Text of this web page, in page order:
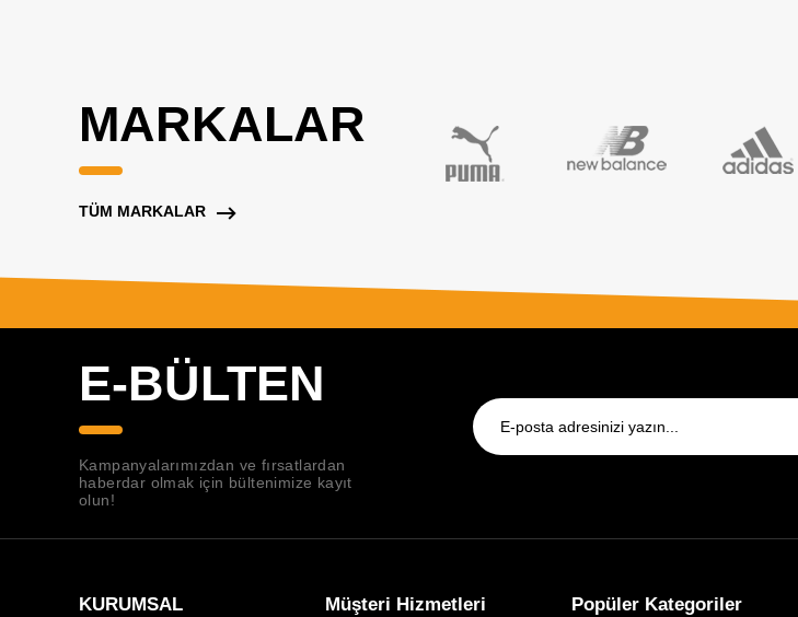
MARKALAR
TÜM MARKALAR
E-BÜLTEN
Kampanyalarımızdan ve fırsatlardan
haberdar olmak için bültenimize kayıt
olun!
KURUMSAL Müşteri Hizmetleri Popüler Kategoriler